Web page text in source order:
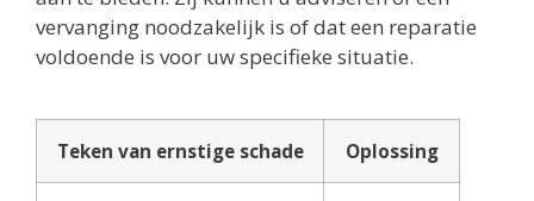
vervanging noodzakelijk is of dat een reparatie
voldoende is voor uw specifieke situatie.
Teken van ernstige schade Oplossing